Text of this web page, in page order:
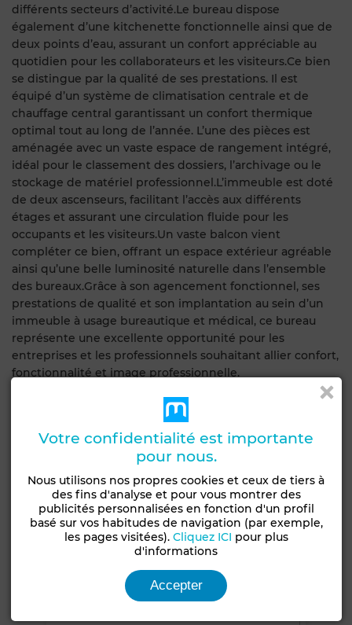
différents secteurs d’activité.Le bureau dispose
également d’une kitchenette fonctionnelle ainsi que de
deux points d’eau, assurant un confort appréciable au
quotidien pour les collaborateurs et les visiteurs.Ce bien
se distingue par la qualité de ses prestations. Il est
équipé d’un système de climatisation centrale et de
chauffage central garantissant un confort thermique
optimal tout au long de l’année. L’une des pièces est
aménagée avec un vaste espace de rangement intégré,
idéal pour le classement des dossiers, l’archivage ou le
stockage de matériel professionnel.L’immeuble est doté
de deux ascenseurs, facilitant l’accès aux différents
étages et assurant une circulation fluide pour les
occupants et les visiteurs.Un vaste balcon vient
compléter ce bien, offrant un espace extérieur agréable
ainsi qu’une belle luminosité naturelle dans l’ensemble
des bureaux.Grâce à son agencement fonctionnel, ses
prestations de qualité et son implantation au sein d’un
immeuble à usage bureautique et médical, ce bureau
représente une excellente opportunité pour les
entreprises et les professionnels souhaitant allier confort,
fonctionnalité et image professionnelle.
Caractéristiques générales
Terrasse Ascenseur Climatisation
Chauffage central
Voir plus de photos
Votre confidentialité est importante
pour nous.
Nous utilisons nos propres cookies et ceux de tiers à
des fins d'analyse et pour vous montrer des
publicités personnalisées en fonction d'un profil
basé sur vos habitudes de navigation (par exemple,
les pages visitées). Cliquez ICI pour plus
d'informations
Accepter